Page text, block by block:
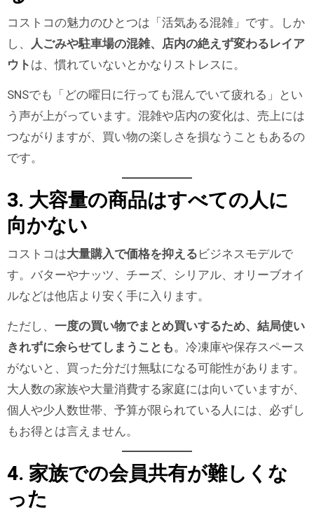
コストコの魅力のひとつは「活気ある混雑」です。しか
し、
人ごみや駐車場の混雑、店内の絶えず変わるレイア
ウト は、慣れていないとかなりストレスに。
SNSでも「どの曜日に行っても混んでいて疲れる」とい
う声が上がっています。混雑や店内の変化は、売上には
つながりますが、買い物の楽しさを損なうこともあるの
です。
3. 大容量の商品はすべての人に
向かない
コストコは大量購入で価格を抑える ビジネスモデルで
す。バターやナッツ、チーズ、シリアル、オリーブオイ
ルなどは他店より安く手に入ります。
ただし、 一度の買い物でまとめ買いするため、結局使い
きれずに余らせてしまうことも 。冷凍庫や保存スペース
がないと、買った分だけ無駄になる可能性があります。
大人数の家族や大量消費する家庭には向いていますが、
個人や少人数世帯、予算が限られている人には、必ずし
もお得とは言えません。
4. 家族での会員共有が難しくな
った